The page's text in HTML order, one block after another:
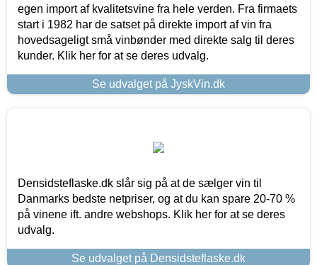
egen import af kvalitetsvine fra hele verden. Fra firmaets
start i 1982 har de satset på direkte import af vin fra
hovedsageligt små vinbønder med direkte salg til deres
kunder. Klik her for at se deres udvalg.
Se udvalget på JyskVin.dk
Densidsteflaske.dk slår sig på at de sælger vin til
Danmarks bedste netpriser, og at du kan spare 20-70 %
på vinene ift. andre webshops. Klik her for at se deres
udvalg.
Se udvalget på Densidsteflaske.dk